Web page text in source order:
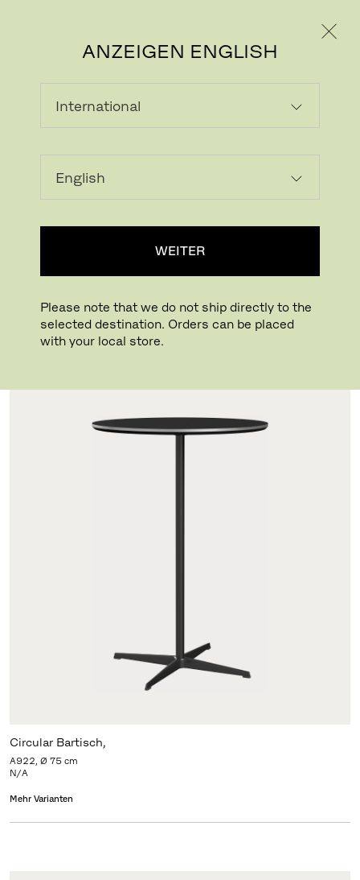
ANZEIGEN ENGLISH
WEITER
Please note that we do not ship directly to the
selected destination. Orders can be placed
with your local store.
STEHTISCHE
Stehtische sind Treffpunkte zum Lachen, zur
TISCHE
Filter anzeigen
Circular Bartisch,
A922, Ø 75 cm
N/A
Mehr Varianten